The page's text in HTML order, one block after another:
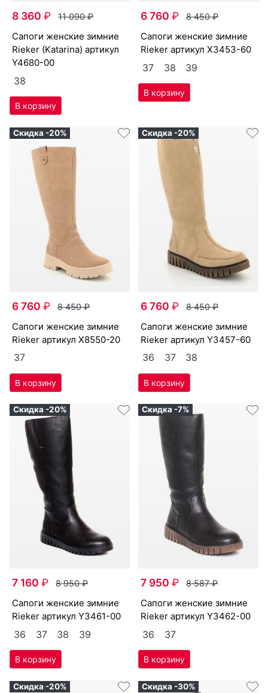
8 360₽ 11 090₽
са­поги женс­кие зим­ние
Ri­eker (Ka­tari­na) артикул
Y4680-00
38
6 760₽ 8 450₽
са­поги женс­кие зим­ние
Ri­eker артикулX3453-60
37 38 39
Скидка -20%
6 760₽ 8 450₽
са­поги женс­кие зим­ние
Ri­eker артикулX8550-20
37
Скидка -20%
6 760₽ 8 450₽
са­поги женс­кие зим­ние
Ri­eker артикулY3457-60
36 37 38
Скидка -20%
7 160₽ 8 950₽
са­поги женс­кие зим­ние
Ri­eker артикулY3461-00
36 37 38 39
Скидка -7%
7 950₽ 8 587₽
са­поги женс­кие зим­ние
Ri­eker артикулY3462-00
36 37
Скидка -20% Скидка -30%